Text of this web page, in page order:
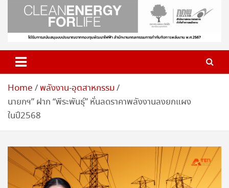
Home พลังงาน-อุตสาหกรรม
นายกฯ” ฝาก “พีระพันธุ์” หั่นลดราคาพลังงานลงยกแผง
ในปี2568